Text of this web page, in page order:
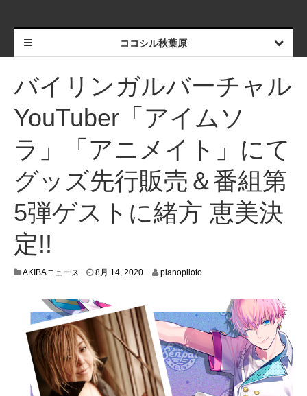
ココシル秋葉原
バイリンガルバーチャル
YouTuber「アイムソ
ラ」「アニメイト」にて
グッズ先行販売＆番組第
5弾ゲストに緒方 恵美決
定!!
AKIBAニュース 8月 14, 20208
,
2
0
2
0
planopiloto